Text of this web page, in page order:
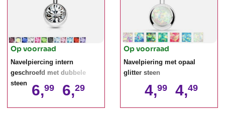
Op voorraad
Navelpiercing intern
geschroefd met dubbele
steen
6,99 6,29
Op voorraad
Navelpiering met opaal
glitter steen
4,99 4,49